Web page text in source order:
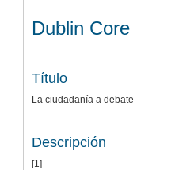
Dublin Core
Título
La ciudadanía a debate
Descripción
[1]